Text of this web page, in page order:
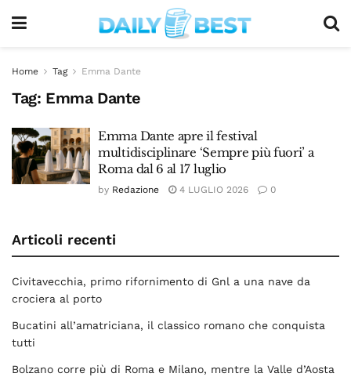
Home Tag Emma Dante
Tag: Emma Dante
Emma Dante apre il festival
multidisciplinare ‘Sempre più fuori’ a
Roma dal 6 al 17 luglio
by Redazione 4 LUGLIO 2026 0
Articoli recenti
Civitavecchia, primo rifornimento di Gnl a una nave da
crociera al porto
Bucatini all’amatriciana, il classico romano che conquista
tutti
Bolzano corre più di Roma e Milano, mentre la Valle d’Aosta